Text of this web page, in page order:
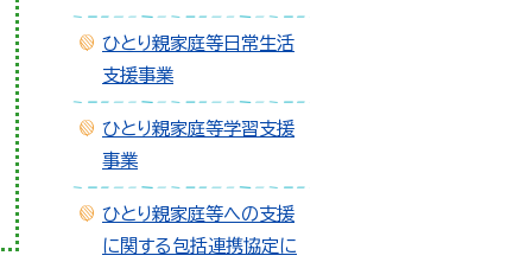
ひとり親家庭等日常生活
支援事業
ひとり親家庭等学習支援
事業
ひとり親家庭等への支援
に関する包括連携協定に